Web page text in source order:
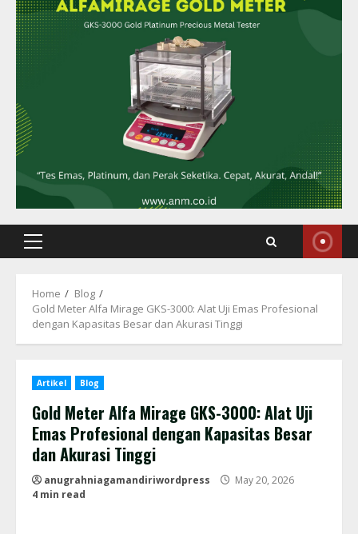
Primary
Home
Blog
Gold Meter Alfa Mirage GKS-3000: Alat Uji Emas Profesional
dengan Kapasitas Besar dan Akurasi Tinggi
Artikel Blog
Gold Meter Alfa Mirage GKS-3000: Alat Uji
Emas Profesional dengan Kapasitas Besar
dan Akurasi Tinggi
anugrahniagamandiriwordpress
May 20, 2026
4 min read